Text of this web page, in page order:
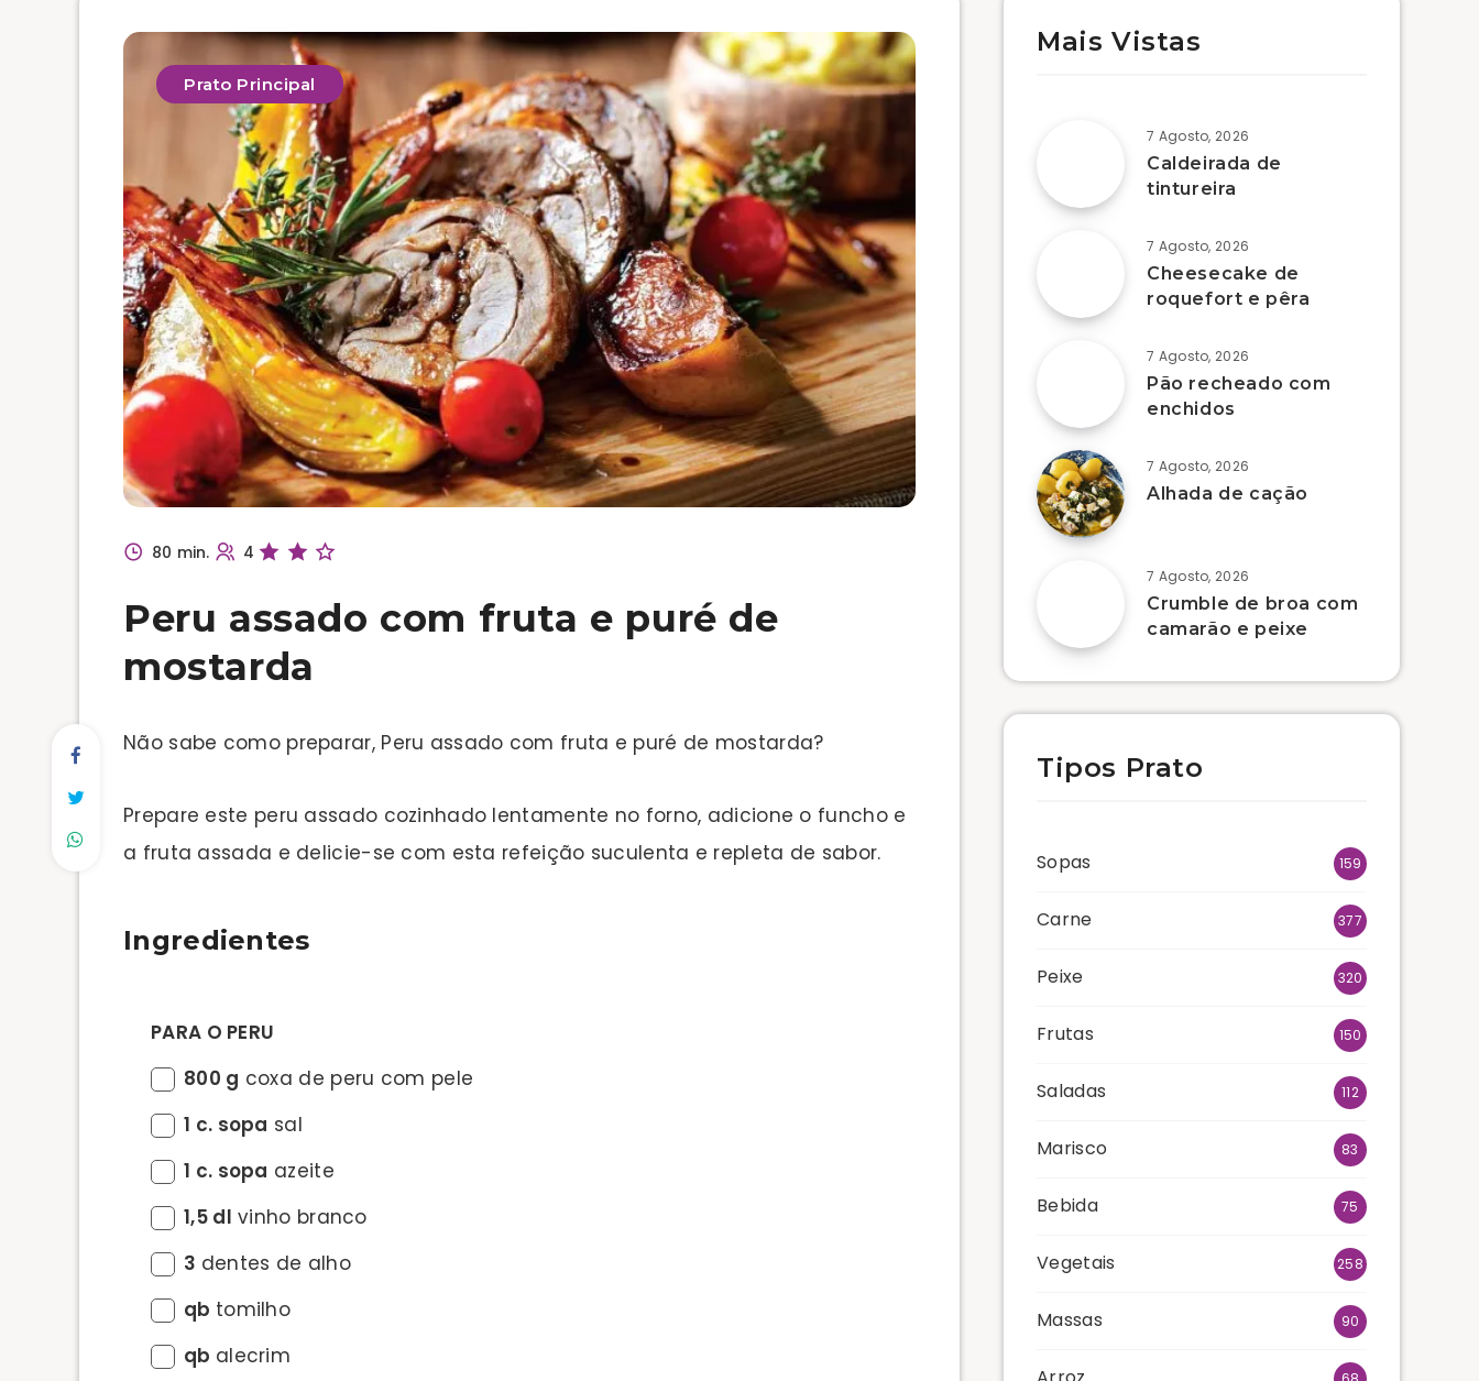
Prato Principal
80 min. 4
Peru assado com fruta e puré de
mostarda
Não sabe como preparar, Peru assado com fruta e puré de mostarda?
Prepare este peru assado cozinhado lentamente no forno, adicione o funcho e
a fruta assada e delicie-se com esta refeição suculenta e repleta de sabor.
Ingredientes
PARA O PERU
800 g coxa de peru com pele
1 c. sopa sal
1 c. sopa azeite
1,5 dl vinho branco
3 dentes de alho
qb tomilho
qb alecrim
Mais Vistas
7 Agosto, 2026
Caldeirada de
tintureira
7 Agosto, 2026
Cheesecake de
roquefort e pêra
7 Agosto, 2026
Pão recheado com
enchidos
7 Agosto, 2026
Alhada de cação
7 Agosto, 2026
Crumble de broa com
camarão e peixe
Tipos Prato
Sopas 159
Carne 377
Peixe 320
Frutas 150
Saladas 112
Marisco 83
Bebida 75
Vegetais 258
Massas 90